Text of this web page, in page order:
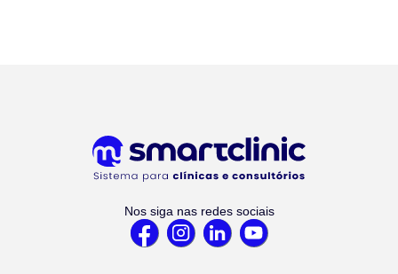
Nos siga nas redes sociais